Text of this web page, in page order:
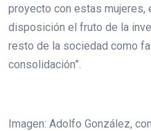
proyecto con estas mujeres,
disposición el fruto de la
resto de la sociedad como
consolidación”.
Imagen: Adolfo González,